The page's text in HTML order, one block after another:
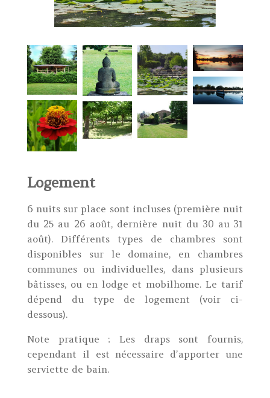
Logement
6 nuits sur place sont incluses (première nuit
du 25 au 26 août, dernière nuit du 30 au 31
août). Différents types de chambres sont
disponibles sur le domaine, en chambres
communes ou individuelles, dans plusieurs
bâtisses, ou en lodge et mobilhome. Le tarif
dépend du type de logement (voir ci-
dessous).
Note pratique : Les draps sont fournis,
cependant il est nécessaire d’apporter une
serviette de bain.